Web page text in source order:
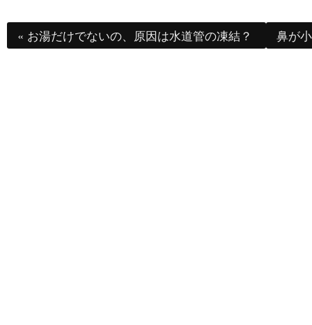
« お湯だけでないの、原因は水道管の凍結？ 鼻が